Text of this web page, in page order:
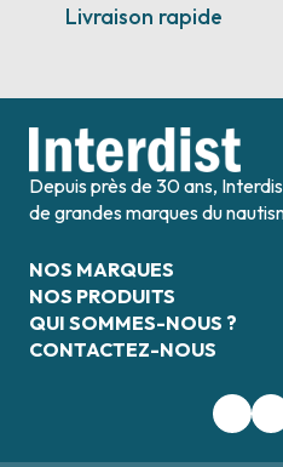
Livraison rapide
Depuis près de 30 ans,
de grandes marques du
NOS MARQUES
NOS PRODUITS
QUI SOMMES-NOUS ?
CONTACTEZ-NOUS